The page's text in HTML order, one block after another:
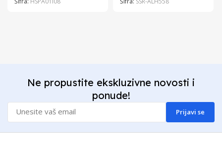
Ne propustite ekskluzivne novosti i
ponude!
Prijavi se